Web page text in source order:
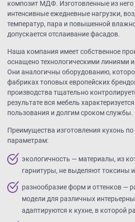
композит МДФ. Изготовленные из
интенсивные ежедневные нагрузки,
температур, пара и повышенной
допускается отслаивание фасадов.
Наша компания имеет собственное
оснащено технологическими линиями
Они аналогичны оборудованию,
фабриках топовых европейских
производства тщательно
результате вся мебель
пользования и долгим сроком службы.
Преимущества изготовления кухонь
параметрам:
экологичность — материалы, из
гарнитуры, не выделяют токсины
разнообразие форм и оттенков —
модели для различных
адаптируются к кухне, в которой